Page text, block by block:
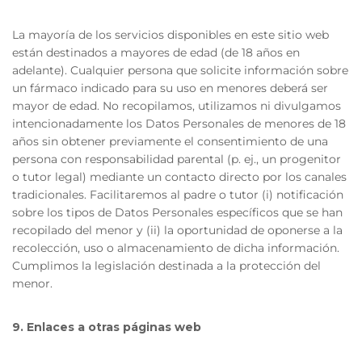
La mayoría de los servicios disponibles en este sitio web
están destinados a mayores de edad (de 18 años en
adelante). Cualquier persona que solicite información sobre
un fármaco indicado para su uso en menores deberá ser
mayor de edad. No recopilamos, utilizamos ni divulgamos
intencionadamente los Datos Personales de menores de 18
años sin obtener previamente el consentimiento de una
persona con responsabilidad parental (p. ej., un progenitor
o tutor legal) mediante un contacto directo por los canales
tradicionales. Facilitaremos al padre o tutor (i) notificación
sobre los tipos de Datos Personales específicos que se han
recopilado del menor y (ii) la oportunidad de oponerse a la
recolección, uso o almacenamiento de dicha información.
Cumplimos la legislación destinada a la protección del
menor.
9. Enlaces a otras páginas web